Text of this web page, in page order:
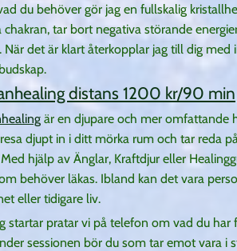
du behöver gör jag en fullskalig
chakran, tar bort negativa störande
När det är klart återkopplar jag till dig
distans 1200 kr/90 min
är en djupare och mer omfattande
djupt in i ditt mörka rum och tar reda
hjälp av Änglar, Kraftdjur eller
behöver läkas. Ibland kan det vara
eller tidigare liv.
startar pratar vi på telefon om vad du
sessionen bör du som tar emot vara i